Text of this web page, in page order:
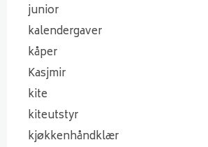
junior
kalendergaver
kåper
Kasjmir
kite
kiteutstyr
kjøkkenhåndklær